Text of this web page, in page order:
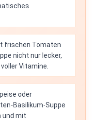
frischen Tomaten
nicht nur lecker,
Vitamine.
oder
Basilikum-Suppe
und mit